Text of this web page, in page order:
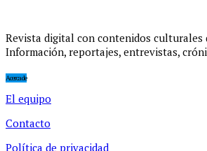
Revista digital con contenidos culturales
Información, reportajes, entrevistas,
Acerca de
El equipo
Contacto
Política de privacidad